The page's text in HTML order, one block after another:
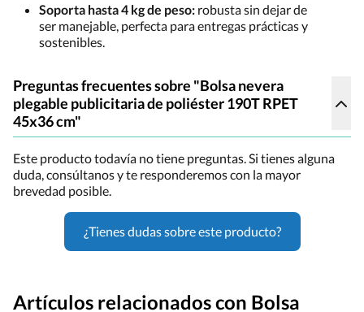
Soporta hasta 4 kg de peso: robusta sin dejar de
ser manejable, perfecta para entregas prácticas y
sostenibles.
Preguntas frecuentes sobre "Bolsa nevera
plegable publicitaria de poliéster 190T RPET
45x36 cm"
Este producto todavía no tiene preguntas. Si tienes alguna
duda, consúltanos y te responderemos con la mayor
brevedad posible.
¿Tienes dudas sobre este producto?
Artículos relacionados con Bolsa